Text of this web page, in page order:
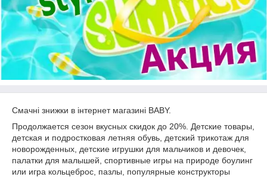
Смачні знижки в інтернет магазині BABY.
Продолжается сезон вкусных скидок до 20%. Детские товары,
детская и подростковая летняя обувь, детский трикотаж для
новорожденных, детские игрушки для мальчиков и девочек,
палатки для малышей, спортивные игры на природе боулинг
или игра кольцеброс, пазлы, популярные конструкторы